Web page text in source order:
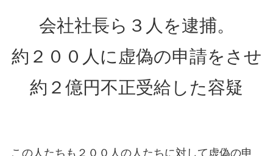
会社社長ら３人を逮捕。
約２００人に虚偽の申請をさせ
約２億円不正受給した容疑
この人たちも２００人の人たちに対して虚偽の申